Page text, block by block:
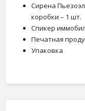
Сирена
коробки – 1 шт.
Спикер
Печатная
Упаковка